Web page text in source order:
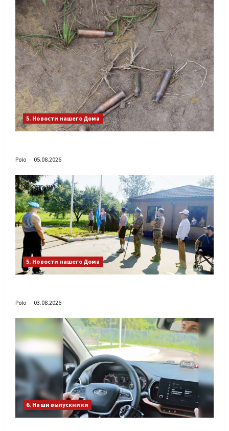
5. Новости нашего Дома
Polo 05.08.2026
5. Новости нашего Дома
Polo 03.08.2026
6. Наши выпускники